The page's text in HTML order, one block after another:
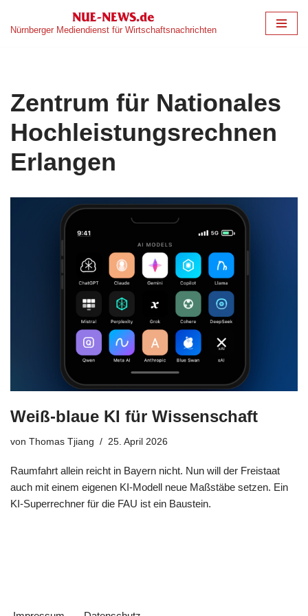
Zum
Nürnberger Mediendienst für Wirtschaftsnachrichten
Zentrum für Nationales
Hochleistungsrechnen
Erlangen
Weiß-blaue KI für Wissenschaft
von Thomas Tjiang 25. April 2026
Raumfahrt allein reicht in Bayern nicht. Nun will der Freistaat
auch mit einem eigenen KI-Modell neue Maßstäbe setzen. Ein
KI-Superrechner für die FAU ist ein Baustein.